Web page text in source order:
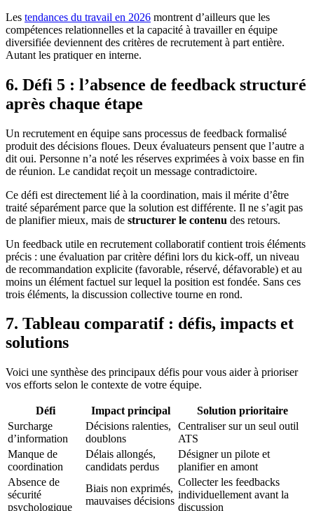
Les tendances du travail en 2026 montrent d’ailleurs que les
compétences relationnelles et la capacité à travailler en équipe
diversifiée deviennent des critères de recrutement à part entière.
Autant les pratiquer en interne.
6. Défi 5 : l’absence de feedback structuré
après chaque étape
Un recrutement en équipe sans processus de feedback formalisé
produit des décisions floues. Deux évaluateurs pensent que l’autre a
dit oui. Personne n’a noté les réserves exprimées à voix basse en fin
de réunion. Le candidat reçoit un message contradictoire.
Ce défi est directement lié à la coordination, mais il mérite d’être
traité séparément parce que la solution est différente. Il ne s’agit pas
de planifier mieux, mais de structurer le contenu des retours.
Un feedback utile en recrutement collaboratif contient trois éléments
précis : une évaluation par critère défini lors du kick-off, un niveau
de recommandation explicite (favorable, réservé, défavorable) et au
moins un élément factuel sur lequel la position est fondée. Sans ces
trois éléments, la discussion collective tourne en rond.
7. Tableau comparatif : défis, impacts et
solutions
Voici une synthèse des principaux défis pour vous aider à prioriser
vos efforts selon le contexte de votre équipe.
Défi Impact principal
Solution prioritaire
Surcharge
d’information
Décisions ralenties,
doublons
Centraliser sur un seul outil
ATS
Manque de
coordination
Délais allongés,
candidats perdus
Désigner un pilote et
planifier en amont
Absence de
sécurité
psychologique
Biais non exprimés,
mauvaises décisions
Collecter les feedbacks
individuellement avant la
discussion